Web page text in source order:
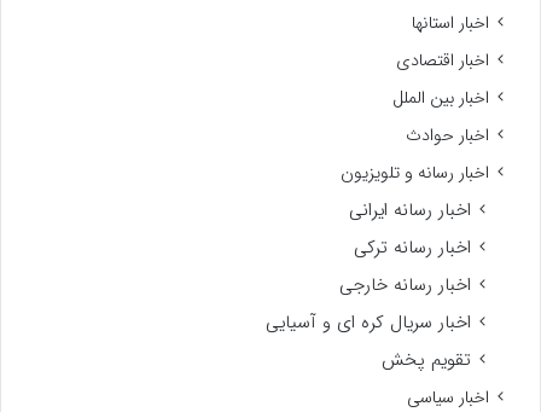
اخبار استانها
اخبار اقتصادی
اخبار بین الملل
اخبار حوادث
اخبار رسانه و تلویزیون
اخبار رسانه ایرانی
اخبار رسانه ترکی
اخبار رسانه خارجی
اخبار سریال کره ای و آسیایی
تقویم پخش
اخبار سیاسی